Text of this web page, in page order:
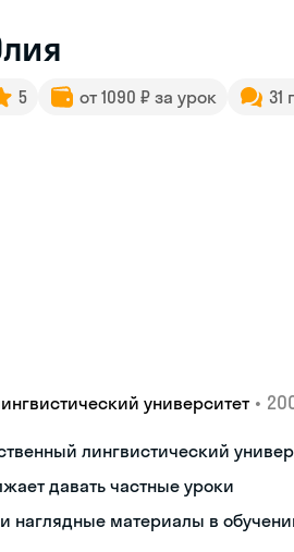
5 от 1090 ₽ за урок 31
университет •
лингвистический
давать частные уроки
наглядные материалы в